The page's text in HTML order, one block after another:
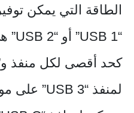
الطاقة التي يمكن
كحد أقصى لكل منفذ و”900